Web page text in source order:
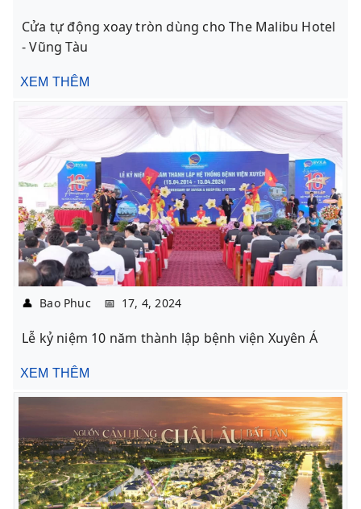
Cửa tự động xoay tròn dùng cho The Malibu Hotel
- Vũng Tàu
XEM THÊM
👤 Bao Phuc 📅 17, 4, 2024
Lễ kỷ niệm 10 năm thành lập bệnh viện Xuyên Á
XEM THÊM